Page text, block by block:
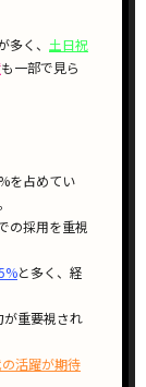
多く、 土日祝
も一部で見ら
を占めてい
の採用を重視
と多く、経
が重要視され
活躍が期待